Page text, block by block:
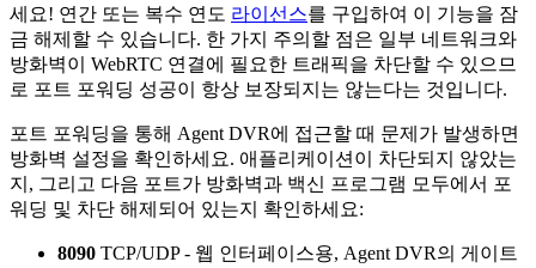
세요! 연간 또는 복수 연도 라이선스를 구입하여 이 기능을 잠
금 해제할 수 있습니다. 한 가지 주의할 점은 일부 네트워크와
방화벽이 WebRTC 연결에 필요한 트래픽을 차단할 수 있으므
로 포트 포워딩 성공이 항상 보장되지는 않는다는 것입니다.
포트 포워딩을 통해 Agent DVR에 접근할 때 문제가 발생하면
방화벽 설정을 확인하세요. 애플리케이션이 차단되지 않았는
지, 그리고 다음 포트가 방화벽과 백신 프로그램 모두에서 포
워딩 및 차단 해제되어 있는지 확인하세요:
8090 TCP/UDP - 웹 인터페이스용, Agent DVR의 게이트